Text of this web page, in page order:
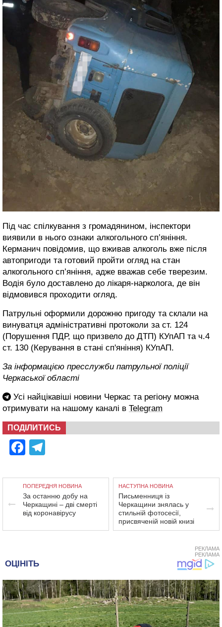
Під час спілкування з громадянином, інспектори
виявили в нього ознаки алкогольного сп’яніння.
Керманич повідомив, що вживав алкоголь вже після
автопригоди та готовий пройти огляд на стан
алкогольного сп’яніння, адже вважав себе тверезим.
Водія було доставлено до лікаря-нарколога, де він
відмовився проходити огляд.
Патрульні оформили дорожню пригоду та склали на
винуватця адміністративні протоколи за ст. 124
(Порушення ПДР, що призвело до ДТП) КУпАП та ч.4
ст. 130 (Керування в стані сп'яніння) КУпАП.
За інформацією пресслужби патрульної поліції
Черкаської області
Усі найцікавіші новини Черкас та регіону можна
отримувати на нашому каналі в Telegram
ПОДІЛИТИСЬ
Facebook
ПОПЕРЕДНЯ НОВИНА
За останню добу на
Черкащині – дві смерті
від коронавірусу
НАСТУПНА НОВИНА
Письменниця із
Черкащини знялась у
стильній фотосесії,
присвяченій новій книзі
РЕКЛАМА
РЕКЛАМА